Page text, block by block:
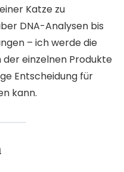
Katze zu
DNA-Analysen bis
– ich werde die
einzelnen Produkte
Entscheidung für
kann.